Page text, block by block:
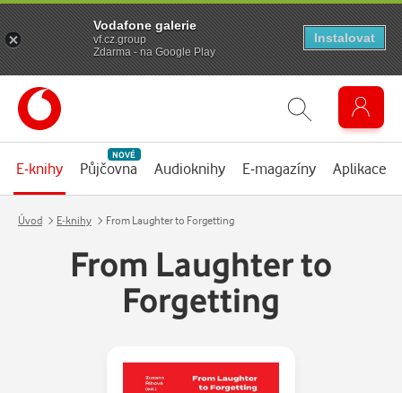
E-knihy Půjčovna
NOVÉ
Audioknihy E-magazíny Aplikace
Úvod E-knihy From Laughter to Forgetting
From Laughter to
Forgetting
Vodafone galerie
vf.cz.group
Zdarma - na Google Play
Instalovat